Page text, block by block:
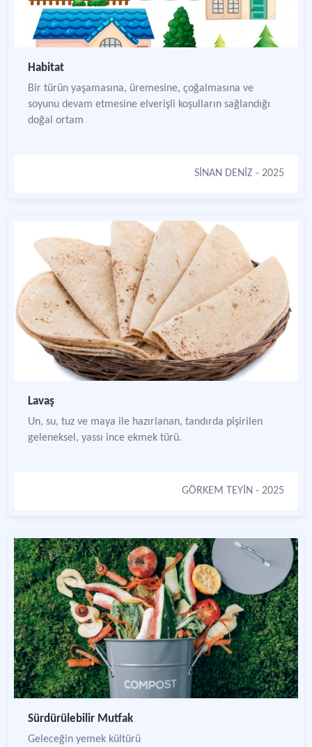
Habitat
Bir türün yaşamasına, üremesine, çoğalmasına ve
soyunu devam etmesine elverişli koşulların sağlandığı
doğal ortam
SİNAN DENİZ - 2025
Lavaş
Un, su, tuz ve maya ile hazırlanan, tandırda pişirilen
geleneksel, yassı ince ekmek türü.
GÖRKEM TEYİN - 2025
Sürdürülebilir Mutfak
Geleceğin yemek kültürü